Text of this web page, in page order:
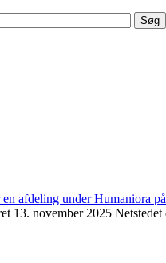
13. november 2025